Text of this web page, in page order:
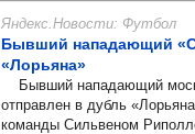
Яндекс.Новости: Футбол
Бывший нападающий
«Лорьяна»
Бывший нападающий
отправлен в дубль
команды Сильвеном